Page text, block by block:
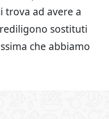
trova ad avere a
sostituti
che abbiamo